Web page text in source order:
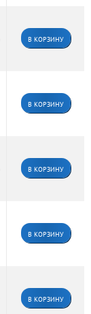
В КОРЗИНУ
В КОРЗИНУ
В КОРЗИНУ
В КОРЗИНУ
В КОРЗИНУ